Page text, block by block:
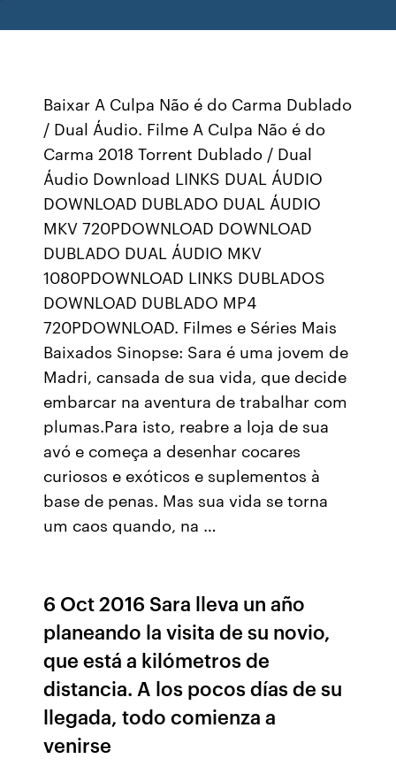
Baixar A Culpa Não é do Carma Dublado
/ Dual Áudio. Filme A Culpa Não é do
Carma 2018 Torrent Dublado / Dual
Áudio Download LINKS DUAL ÁUDIO
DOWNLOAD DUBLADO DUAL ÁUDIO
MKV 720PDOWNLOAD DOWNLOAD
DUBLADO DUAL ÁUDIO MKV
1080PDOWNLOAD LINKS DUBLADOS
DOWNLOAD DUBLADO MP4
720PDOWNLOAD. Filmes e Séries Mais
Baixados Sinopse: Sara é uma jovem de
Madri, cansada de sua vida, que decide
embarcar na aventura de trabalhar com
plumas.Para isto, reabre a loja de sua
avó e começa a desenhar cocares
curiosos e exóticos e suplementos à
base de penas. Mas sua vida se torna
um caos quando, na …
6 Oct 2016 Sara lleva un año
planeando la visita de su novio,
que está a kilómetros de
distancia. A los pocos días de su
llegada, todo comienza a
venirse